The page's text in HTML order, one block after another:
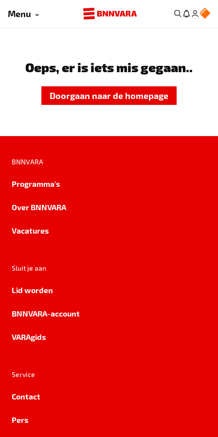
Menu
Oeps, er is iets mis gegaan..
Doorgaan naar de homepage
BNNVARA
Programma's
Over BNNVARA
Vacatures
Sluit je aan
Lid worden
BNNVARA-account
VARAgids
Service
Contact
Pers